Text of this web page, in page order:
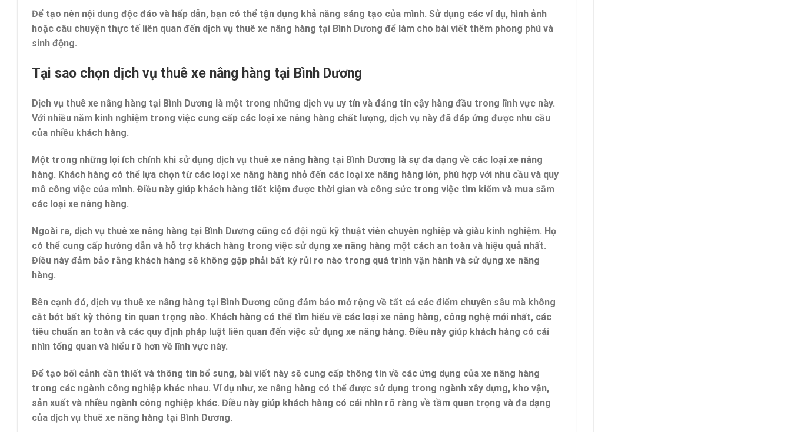
Để tạo nên nội dung độc đáo và hấp dẫn, bạn có thể tận dụng khả năng sáng tạo của mình. Sử dụng các ví dụ, hình ảnh
hoặc câu chuyện thực tế liên quan đến dịch vụ thuê xe nâng hàng tại Bình Dương để làm cho bài viết thêm phong phú và
sinh động.
Tại sao chọn dịch vụ thuê xe nâng hàng tại Bình Dương
Dịch vụ thuê xe nâng hàng tại Bình Dương là một trong những dịch vụ uy tín và đáng tin cậy hàng đầu trong lĩnh vực này.
Với nhiều năm kinh nghiệm trong việc cung cấp các loại xe nâng hàng chất lượng, dịch vụ này đã đáp ứng được nhu cầu
của nhiều khách hàng.
Một trong những lợi ích chính khi sử dụng dịch vụ thuê xe nâng hàng tại Bình Dương là sự đa dạng về các loại xe nâng
hàng. Khách hàng có thể lựa chọn từ các loại xe nâng hàng nhỏ đến các loại xe nâng hàng lớn, phù hợp với nhu cầu và quy
mô công việc của mình. Điều này giúp khách hàng tiết kiệm được thời gian và công sức trong việc tìm kiếm và mua sắm
các loại xe nâng hàng.
Ngoài ra, dịch vụ thuê xe nâng hàng tại Bình Dương cũng có đội ngũ kỹ thuật viên chuyên nghiệp và giàu kinh nghiệm. Họ
có thể cung cấp hướng dẫn và hỗ trợ khách hàng trong việc sử dụng xe nâng hàng một cách an toàn và hiệu quả nhất.
Điều này đảm bảo rằng khách hàng sẽ không gặp phải bất kỳ rủi ro nào trong quá trình vận hành và sử dụng xe nâng
hàng.
Bên cạnh đó, dịch vụ thuê xe nâng hàng tại Bình Dương cũng đảm bảo mở rộng về tất cả các điểm chuyên sâu mà không
cắt bớt bất kỳ thông tin quan trọng nào. Khách hàng có thể tìm hiểu về các loại xe nâng hàng, công nghệ mới nhất, các
tiêu chuẩn an toàn và các quy định pháp luật liên quan đến việc sử dụng xe nâng hàng. Điều này giúp khách hàng có cái
nhìn tổng quan và hiểu rõ hơn về lĩnh vực này.
Để tạo bối cảnh cần thiết và thông tin bổ sung, bài viết này sẽ cung cấp thông tin về các ứng dụng của xe nâng hàng
trong các ngành công nghiệp khác nhau. Ví dụ như, xe nâng hàng có thể được sử dụng trong ngành xây dựng, kho vận,
sản xuất và nhiều ngành công nghiệp khác. Điều này giúp khách hàng có cái nhìn rõ ràng về tầm quan trọng và đa dạng
của dịch vụ thuê xe nâng hàng tại Bình Dương.